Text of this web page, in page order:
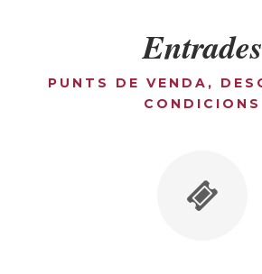
Entrades
PUNTS DE VENDA,
CONDICIONS